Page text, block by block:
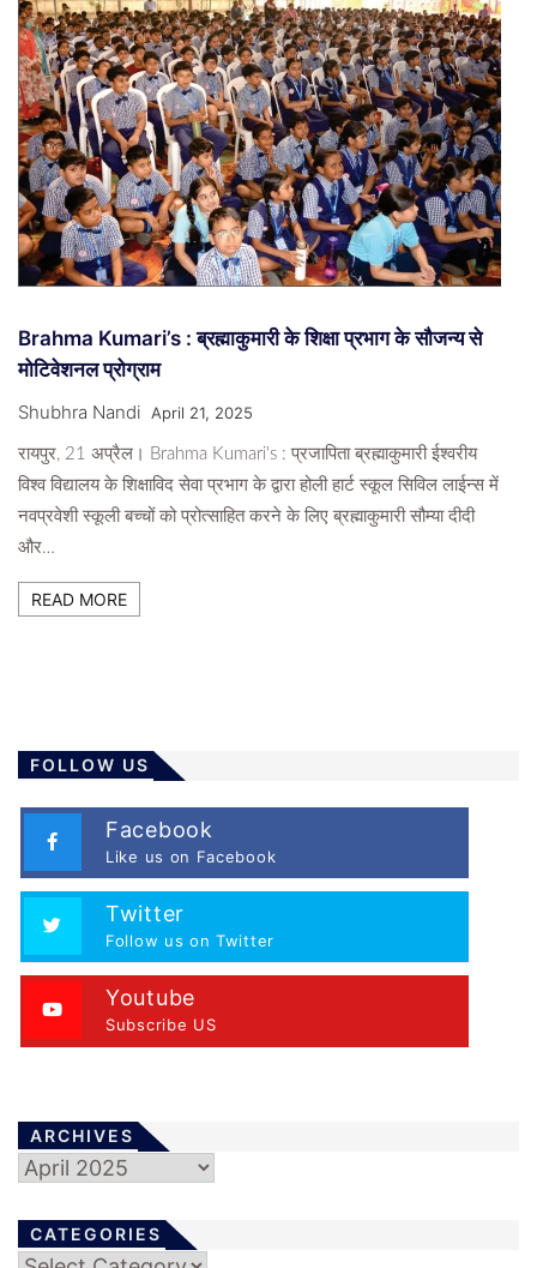
Brahma Kumari’s : ब्रह्माकुमारी के शिक्षा प्रभाग के सौजन्य से
मोटिवेशनल प्रोग्राम
Shubhra Nandi April 21, 2025
रायपुर, 21 अप्रैल। Brahma Kumari's : प्रजापिता ब्रह्माकुमारी ईश्वरीय
विश्व विद्यालय के शिक्षाविद सेवा प्रभाग के द्वारा होली हार्ट स्कूल सिविल लाईन्स में
नवप्रवेशी स्कूली बच्चों को प्रोत्साहित करने के लिए ब्रह्माकुमारी सौम्या दीदी
और…
READ MORE
FOLLOW US
Facebook
Like us on Facebook
Twitter
Follow us on Twitter
Youtube
Subscribe US
ARCHIVES
Archives
CATEGORIES